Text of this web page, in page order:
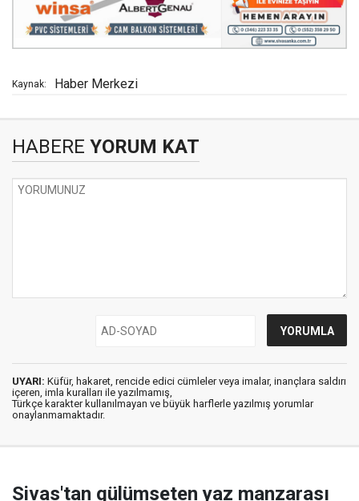
Kaynak: Haber Merkezi
HABERE YORUM KAT
UYARI: Küfür, hakaret, rencide edici cümleler veya imalar, inançlara saldırı
içeren, imla kuralları ile yazılmamış,
Türkçe karakter kullanılmayan ve büyük harflerle yazılmış yorumlar
onaylanmamaktadır.
Sivas'tan gülümseten yaz manzarası